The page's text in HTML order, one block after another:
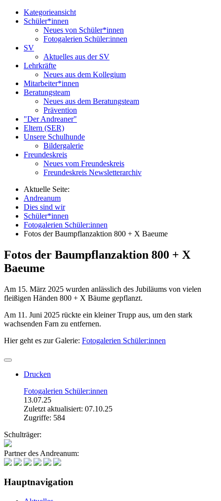
Kategorieansicht
Schüler*innen
Neues von Schüler*innen
Fotogalerien Schüler:innen
SV
Aktuelles aus der SV
Lehrkräfte
Neues aus dem Kollegium
Mitarbeiter*innen
Beratungsteam
Neues aus dem Beratungsteam
Prävention
"Der Andreaner"
Eltern (SER)
Unsere Schulhunde
Bildergalerie
Freundeskreis
Neues vom Freundeskreis
Freundeskreis Newsletterarchiv
Aktuelle Seite:
Andreanum
Dies sind wir
Schüler*innen
Fotogalerien Schüler:innen
Fotos der Baumpflanzaktion 800 + X Baeume
Fotos der Baumpflanzaktion 800 + X
Baeume
Am 15. März 2025 wurden anlässlich des Jubiläums von vielen
fleißigen Händen 800 + X Bäume gepflanzt.
Am 11. Juni 2025 rückte ein kleiner Trupp aus, um den stark
wachsenden Farn zu entfernen.
Hier geht es zur Galerie: Fotogalerien Schüler:innen
Drucken
Fotogalerien Schüler:innen
13.07.25
Zuletzt aktualisiert: 07.10.25
Zugriffe: 584
Schulträger:
Partner des Andreanum:
Hauptnavigation